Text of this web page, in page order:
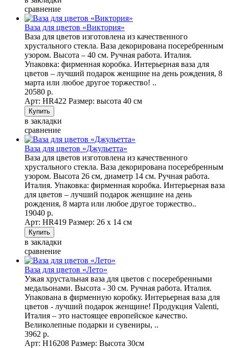
сравнение
Ваза для цветов «Виктория»
Ваза для цветов изготовлена из качественного
хрустального стекла. Ваза декорирована посеребренным
узором. Высота – 40 см. Ручная работа. Италия.
Упаковка: фирменная коробка. Интерьерная ваза для
цветов – лучший подарок женщине на день рождения, 8
марта или любое другое торжество! ..
20580 р.
Арт: НR422 Размер: высота 40 см
в закладки
сравнение
Ваза для цветов «Джульетта»
Ваза для цветов изготовлена из качественного
хрустального стекла. Ваза декорирована посеребренным
узором. Высота 26 см, диаметр 14 см. Ручная работа.
Италия. Упаковка: фирменная коробка. Интерьерная ваза
для цветов – лучший подарок женщине на день
рождения, 8 марта или любое другое торжество..
19040 р.
Арт: НR419 Размер: 26 х 14 см
в закладки
сравнение
Ваза для цветов «Лето»
Узкая хрустальная ваза для цветов с посеребренными
медальонами. Высота - 30 см. Ручная работа. Италия.
Упакована в фирменную коробку. Интерьерная ваза для
цветов - лучший подарок женщине! Продукция Valenti,
Италия – это настоящее европейское качество.
Великолепные подарки и сувениры, ..
3962 р.
Арт: Н16208 Размер: Высота 30см